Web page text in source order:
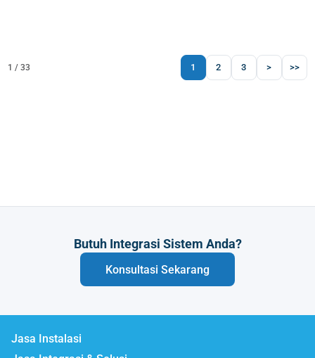
1 / 33 1 2 3 > >>
Butuh Integrasi Sistem Anda?
Konsultasi Sekarang
Jasa Instalasi